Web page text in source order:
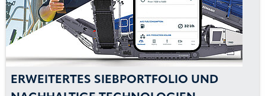
ERWEITERTES SIEBPORTFOLIO UND